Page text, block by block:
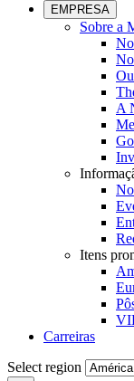
EMPRESA
Sobre a
A
Itens
Carreiras
Select region